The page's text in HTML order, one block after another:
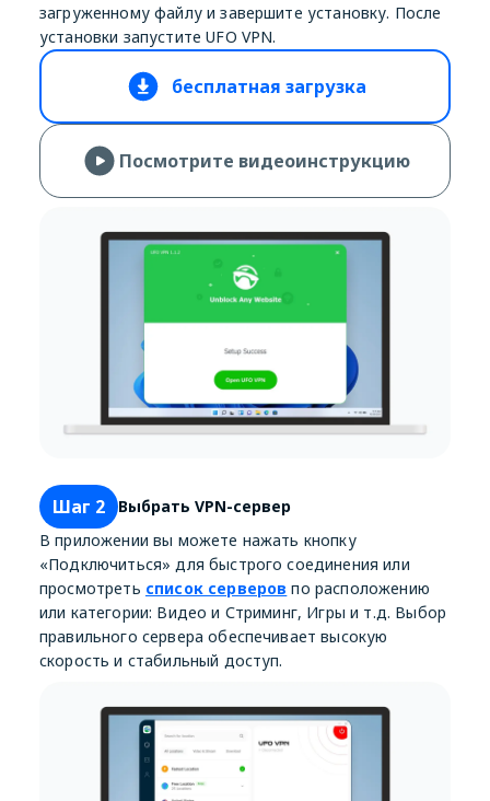
загруженному файлу и завершите установку. После
установки запустите UFO VPN.
бесплатная загрузка
Посмотрите видеоинструкцию
Шаг 2
Выбрать VPN-сервер
В приложении вы можете нажать кнопку
«Подключиться» для быстрого соединения или
просмотреть список серверов по расположению
или категории: Видео и Стриминг, Игры и т.д. Выбор
правильного сервера обеспечивает высокую
скорость и стабильный доступ.